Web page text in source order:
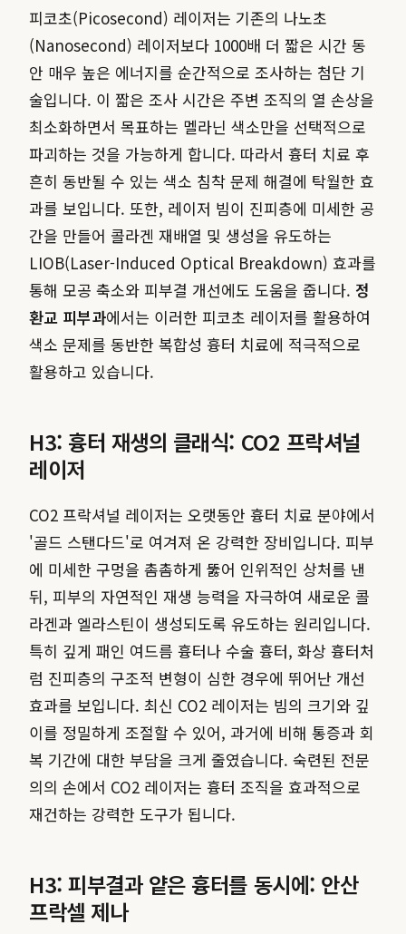
피코초(Picosecond) 레이저는 기존의 나노초
(Nanosecond) 레이저보다 1000배 더 짧은 시간 동
안 매우 높은 에너지를 순간적으로 조사하는 첨단 기
술입니다. 이 짧은 조사 시간은 주변 조직의 열 손상을
최소화하면서 목표하는 멜라닌 색소만을 선택적으로
파괴하는 것을 가능하게 합니다. 따라서 흉터 치료 후
흔히 동반될 수 있는 색소 침착 문제 해결에 탁월한 효
과를 보입니다. 또한, 레이저 빔이 진피층에 미세한 공
간을 만들어 콜라겐 재배열 및 생성을 유도하는
LIOB(Laser-Induced Optical Breakdown) 효과를
통해 모공 축소와 피부결 개선에도 도움을 줍니다. 정
환교 피부과에서는 이러한 피코초 레이저를 활용하여
색소 문제를 동반한 복합성 흉터 치료에 적극적으로
활용하고 있습니다.
H3: 흉터 재생의 클래식: CO2 프락셔널
레이저
CO2 프락셔널 레이저는 오랫동안 흉터 치료 분야에서
'골드 스탠다드'로 여겨져 온 강력한 장비입니다. 피부
에 미세한 구멍을 촘촘하게 뚫어 인위적인 상처를 낸
뒤, 피부의 자연적인 재생 능력을 자극하여 새로운 콜
라겐과 엘라스틴이 생성되도록 유도하는 원리입니다.
특히 깊게 패인 여드름 흉터나 수술 흉터, 화상 흉터처
럼 진피층의 구조적 변형이 심한 경우에 뛰어난 개선
효과를 보입니다. 최신 CO2 레이저는 빔의 크기와 깊
이를 정밀하게 조절할 수 있어, 과거에 비해 통증과 회
복 기간에 대한 부담을 크게 줄였습니다. 숙련된 전문
의의 손에서 CO2 레이저는 흉터 조직을 효과적으로
재건하는 강력한 도구가 됩니다.
H3: 피부결과 얕은 흉터를 동시에: 안산
프락셀 제나